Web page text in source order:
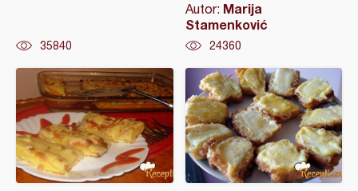
35840
Autor: Marija
Stamenković
24360